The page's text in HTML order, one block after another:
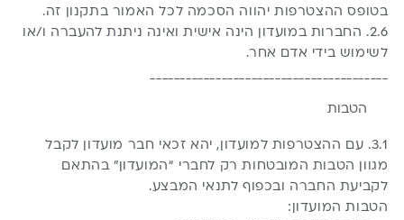
בטופס ההצטרפות יהווה הסכמה לכל האמור בתקנון זה.
2.6. החברות במועדון הינה אישית ואינה ניתנת להעברה ו/או
לשימוש בידי אדם אחר.
הטבות
3.1. עם ההצטרפות למועדון, יהא זכאי חבר מועדון לקבל
מגוון הטבות המובטחות רק לחברי “המועדון” בהתאם
לקביעת החברה ובכפוף לתנאי המבצע.
הטבות המועדון: